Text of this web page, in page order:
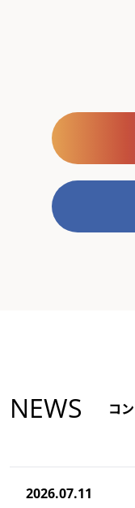
NEWS コ
2026.07.11